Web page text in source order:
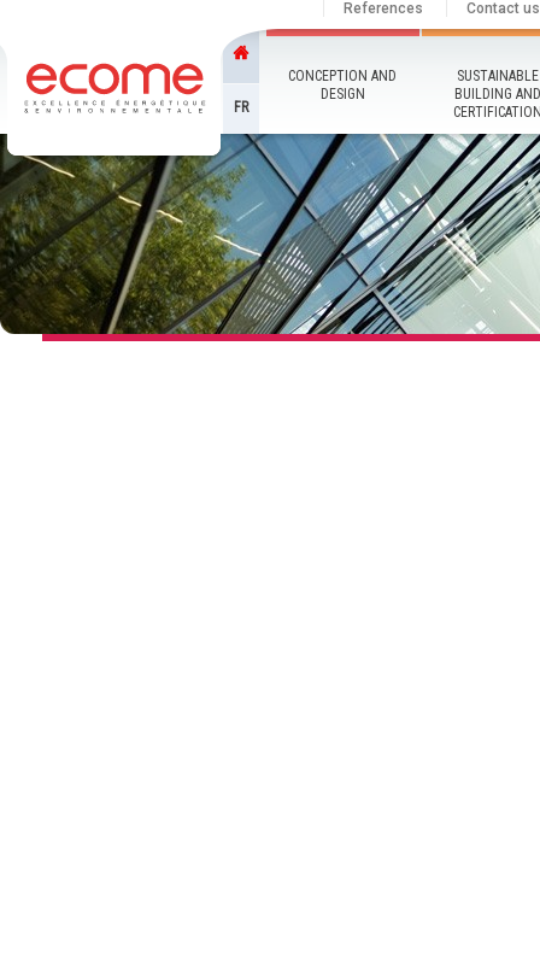
References Contact us
FR
CONCEPTION AND
DESIGN
SUSTAINABLE
BUILDING